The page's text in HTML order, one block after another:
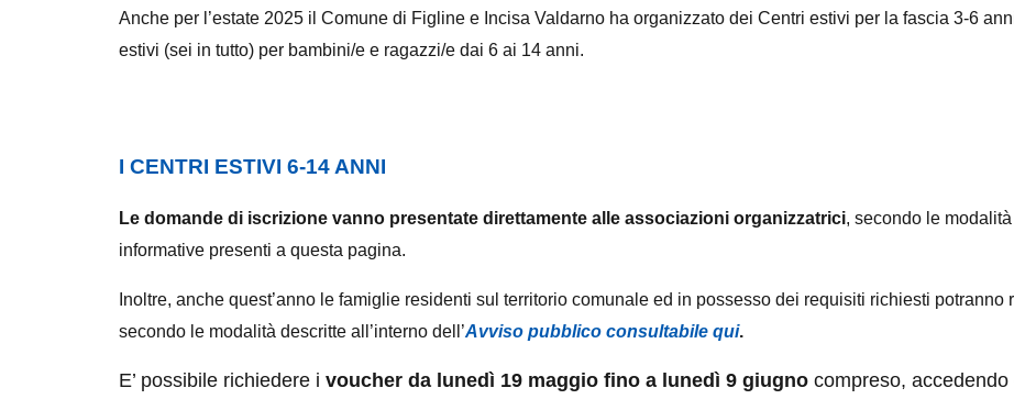
Anche per l’estate 2025 il Comune di Figline e Incisa Valdarno ha organizzato dei Centri estivi per la fascia 3-6
estivi (sei in tutto) per bambini/e e ragazzi/e dai 6 ai 14 anni.
I CENTRI ESTIVI 6-14 ANNI
Le domande di iscrizione vanno presentate direttamente alle associazioni organizzatrici, secondo le
informative presenti a questa pagina.
Inoltre, anche quest’anno le famiglie residenti sul territorio comunale ed in possesso dei requisiti richiesti potranno
secondo le modalità descritte all’interno dell’Avviso pubblico consultabile qui.
E’ possibile richiedere i voucher da lunedì 19 maggio fino a lunedì 9 giugno compreso, accedendo